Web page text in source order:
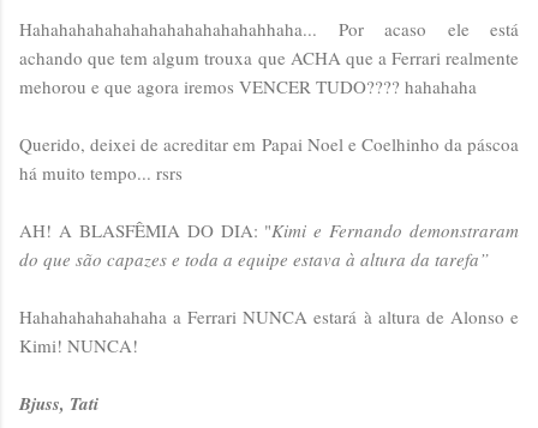
Hahahahahahahahahahahahahahhaha... Por acaso ele está
achando que tem algum trouxa que ACHA que a Ferrari realmente
mehorou e que agora iremos VENCER TUDO???? hahahaha
Querido, deixei de acreditar em Papai Noel e Coelhinho da páscoa
há muito tempo... rsrs
AH! A BLASFÊMIA DO DIA: "Kimi e Fernando demonstraram
do que são capazes e toda a equipe estava à altura da tarefa”
Hahahahahahahaha a Ferrari NUNCA estará à altura de Alonso e
Kimi! NUNCA!
Bjuss, Tati